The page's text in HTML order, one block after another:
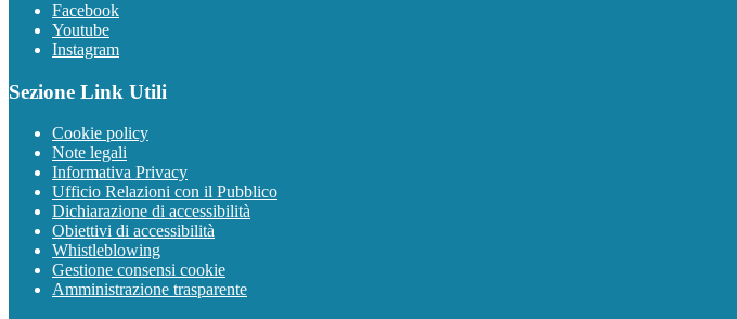
Facebook
Youtube
Instagram
Sezione Link Utili
Cookie policy
Note legali
Informativa Privacy
Ufficio Relazioni con il Pubblico
Dichiarazione di accessibilità
Obiettivi di accessibilità
Whistleblowing
Gestione consensi cookie
Amministrazione trasparente